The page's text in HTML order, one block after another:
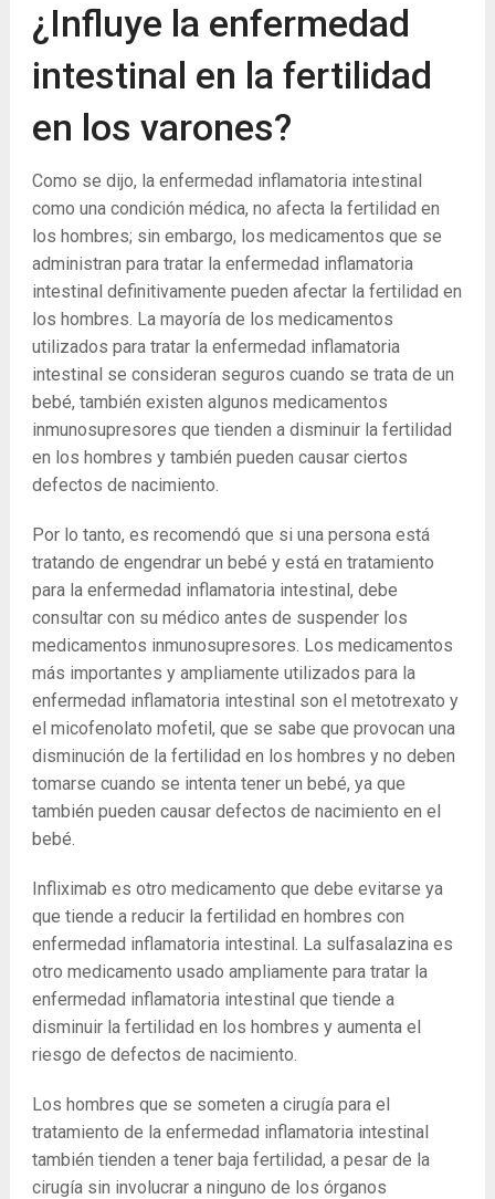
¿Influye la enfermedad
intestinal en la fertilidad
en los varones?
Como se dijo, la enfermedad inflamatoria intestinal
como una condición médica, no afecta la fertilidad en
los hombres; sin embargo, los medicamentos que se
administran para tratar la enfermedad inflamatoria
intestinal definitivamente pueden afectar la fertilidad en
los hombres. La mayoría de los medicamentos
utilizados para tratar la enfermedad inflamatoria
intestinal se consideran seguros cuando se trata de un
bebé, también existen algunos medicamentos
inmunosupresores que tienden a disminuir la fertilidad
en los hombres y también pueden causar ciertos
defectos de nacimiento.
Por lo tanto, es recomendó que si una persona está
tratando de engendrar un bebé y está en tratamiento
para la enfermedad inflamatoria intestinal, debe
consultar con su médico antes de suspender los
medicamentos inmunosupresores. Los medicamentos
más importantes y ampliamente utilizados para la
enfermedad inflamatoria intestinal son el metotrexato y
el micofenolato mofetil, que se sabe que provocan una
disminución de la fertilidad en los hombres y no deben
tomarse cuando se intenta tener un bebé, ya que
también pueden causar defectos de nacimiento en el
bebé.
Infliximab es otro medicamento que debe evitarse ya
que tiende a reducir la fertilidad en hombres con
enfermedad inflamatoria intestinal. La sulfasalazina es
otro medicamento usado ampliamente para tratar la
enfermedad inflamatoria intestinal que tiende a
disminuir la fertilidad en los hombres y aumenta el
riesgo de defectos de nacimiento.
Los hombres que se someten a cirugía para el
tratamiento de la enfermedad inflamatoria intestinal
también tienden a tener baja fertilidad, a pesar de la
cirugía sin involucrar a ninguno de los órganos